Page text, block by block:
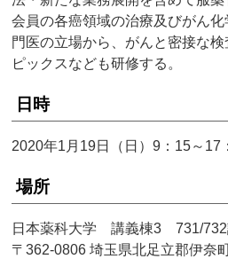
会員の各癌領域の治療及びがん
門医の立場から、がんと密接な
ピックスなども研修する。
日時
2020年1月19日（日）9：15～17
場所
日本薬科大学 講義棟3 731/732
〒362-0806 埼玉県北足立郡伊奈